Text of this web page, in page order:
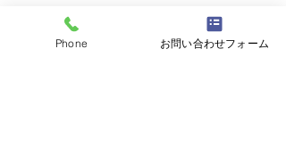
Phone お問い合わせフォーム